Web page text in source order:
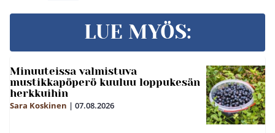
LUE MYÖS:
Minuuteissa valmistuva
mustikkapöperö kuuluu loppukesän
herkkuihin
Sara Koskinen | 07.08.2026